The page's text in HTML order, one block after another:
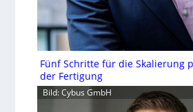
Fünf Schritte für die Skalierung
der Fertigung
Bild: Cybus GmbH